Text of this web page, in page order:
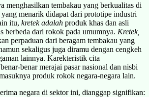
menghasilkan tembakau yang berkualitas di
menarik didapat dari prototipe industri
itu, kretek adalah produk khas dan asli
berbeda dari rokok pada umumnya. Kretek,
perpaduan dari beragam tembakau yang
sekaligus juga diramu dengan cengkeh
lainnya. Karekteristik cita
benar merajai pasar nasional dan nisbi
produk rokok negara-negara lain.
negara di sektor ini, dianggap signifikan: